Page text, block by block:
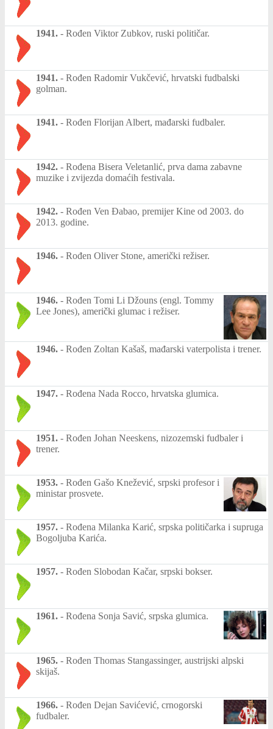
1941. - Rođen Viktor Zubkov, ruski političar.
1941. - Rođen Radomir Vukčević, hrvatski fudbalski
golman.
1941. - Rođen Florijan Albert, mađarski fudbaler.
1942. - Rođena Bisera Veletanlić, prva dama zabavne
muzike i zvijezda domaćih festivala.
1942. - Rođen Ven Đabao, premijer Kine od 2003. do
2013. godine.
1946. - Rođen Oliver Stone, američki režiser.
1946. - Rođen Tomi Li Džouns (engl. Tommy
Lee Jones), američki glumac i režiser.
1946. - Rođen Zoltan Kašaš, mađarski vaterpolista i trener.
1947. - Rođena Nada Rocco, hrvatska glumica.
1951. - Rođen Johan Neeskens, nizozemski fudbaler i
trener.
1953. - Rođen Gašo Knežević, srpski profesor i
ministar prosvete.
1957. - Rođena Milanka Karić, srpska političarka i supruga
Bogoljuba Karića.
1957. - Rođen Slobodan Kačar, srpski bokser.
1961. - Rođena Sonja Savić, srpska glumica.
1965. - Rođen Thomas Stangassinger, austrijski alpski
skijaš.
1966. - Rođen Dejan Savićević, crnogorski
fudbaler.